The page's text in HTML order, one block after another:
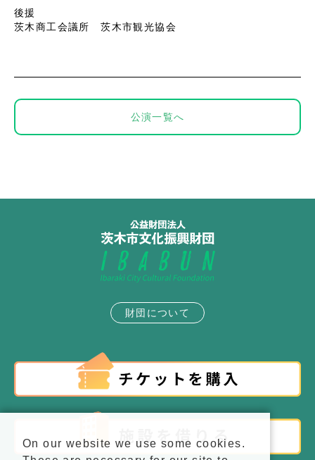
後援
茨木商工会議所 茨木市観光協会
公演一覧へ
財団について
On our website we use some cookies.